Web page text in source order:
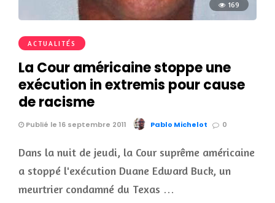
169
ACTUALITÉS
La Cour américaine stoppe une
exécution in extremis pour cause
de racisme
Publié le 16 septembre 2011 Pablo Michelot 0
Dans la nuit de jeudi, la Cour suprême américaine
a stoppé l'exécution Duane Edward Buck, un
meurtrier condamné du Texas …